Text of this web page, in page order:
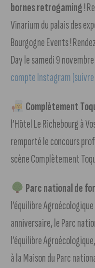
bornes retrogaming!
Vinarium du palais des
Bourgogne Events !
Day le samedi 9
compte Instagram
Complètement
l’Hôtel Le Richebourg à
remporté le concours
scène Complètement
Parc national de
l’équilibre
anniversaire, le Parc
l’équilibre
à la Maison du Parc